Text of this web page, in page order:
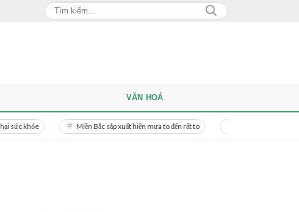
Miền Bắc sắp xuất hiện mưa to đến rất to Danh tính người phụ nữ bị bạn
VĂN HOÁ